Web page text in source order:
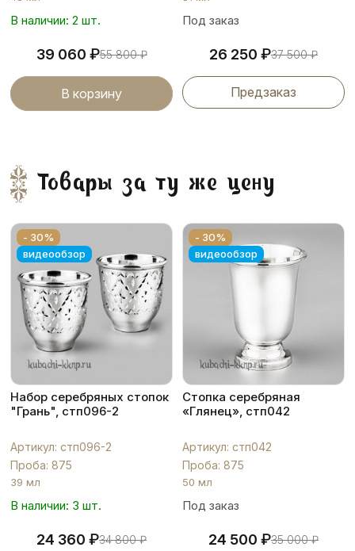
В наличии: 2 шт.
39 060 ₽55 800₽
В корзину
Под заказ
26 250 ₽37 500₽
Предзаказ
Товары за ту же цену
- 30%
видеообзор
Набор серебряных стопок
"Грань", стп096-2
Артикул: стп096-2
Проба: 875
39 мл
В наличии: 3 шт.
24 360 ₽34 800₽
- 30%
видеообзор
Стопка серебряная
«Глянец», стп042
Артикул: стп042
Проба: 875
50 мл
Под заказ
24 500 ₽35 000₽